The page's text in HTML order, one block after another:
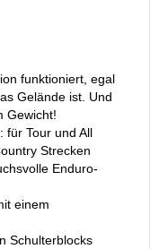
funktioniert, egal
Gelände ist. Und
Gewicht!
für Tour und All
Strecken
Enduro-
einem
Schulterblocks